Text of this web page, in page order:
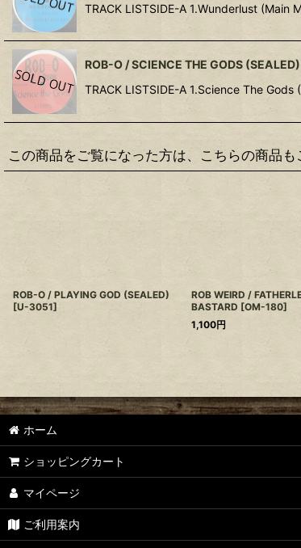
TRACK LISTSIDE-A 1.Wunderlust
ROB-O / SCIENCE THE GODS (SEALED)
TRACK LISTSIDE-A 1.Science The
この商品をご覧になった方は、こちらの商品
ROB-O / PLAYING GOD (SEALED)
[U-3051]
ROB WEIRD /
BASTARD [OM-180]
1,100円
ホーム
ショッピングカート
マイページ
ご利用案内